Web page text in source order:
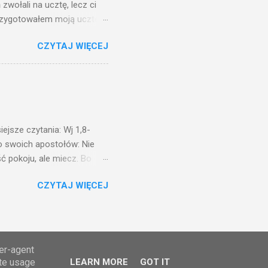
na ucztę, lecz ci
moją ucztę:
Na to król uniósł się
sługom: Uczta
na ucztę wszystkich,
I sala zapełniła się
CZYTAJ WIĘCEJ
czytania: Wj 1,8-
swoich apostołów: Nie
pokoju, ale miecz. Bo
Mnie godzien. I kto kocha
Mnie posłał. Kto
jako
CZYTAJ WIĘCEJ
agent
usage
LEARN MORE GOT IT